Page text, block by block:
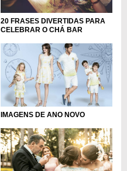
20 FRASES DIVERTIDAS PARA
CELEBRAR O CHÁ BAR
IMAGENS DE ANO NOVO